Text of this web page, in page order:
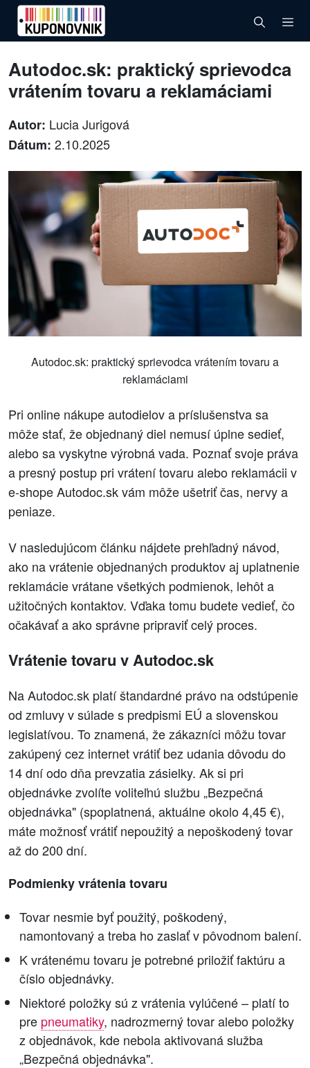
Autodoc.sk: praktický sprievodca
vrátením tovaru a reklamáciami
Autor: Lucia Jurigová
Dátum: 2.10.2025
Autodoc.sk: praktický sprievodca vrátením tovaru a
reklamáciami
Pri online nákupe autodielov a príslušenstva sa
môže stať, že objednaný diel nemusí úplne sedieť,
alebo sa vyskytne výrobná vada. Poznať svoje práva
a presný postup pri vrátení tovaru alebo reklamácii v
e-shope Autodoc.sk vám môže ušetriť čas, nervy a
peniaze.
V nasledujúcom článku nájdete prehľadný návod,
ako na vrátenie objednaných produktov aj uplatnenie
reklamácie vrátane všetkých podmienok, lehôt a
užitočných kontaktov. Vďaka tomu budete vedieť, čo
očakávať a ako správne pripraviť celý proces.
Vrátenie tovaru v Autodoc.sk
Na Autodoc.sk platí štandardné právo na odstúpenie
od zmluvy v súlade s predpismi EÚ a slovenskou
legislatívou. To znamená, že zákazníci môžu tovar
zakúpený cez internet vrátiť bez udania dôvodu do
14 dní odo dňa prevzatia zásielky. Ak si pri
objednávke zvolíte voliteľnú službu „Bezpečná
objednávka" (spoplatnená, aktuálne okolo 4,45 €),
máte možnosť vrátiť nepoužitý a nepoškodený tovar
až do 200 dní.
Podmienky vrátenia tovaru
Tovar nesmie byť použitý, poškodený,
namontovaný a treba ho zaslať v pôvodnom balení.
K vrátenému tovaru je potrebné priložiť faktúru a
číslo objednávky.
Niektoré položky sú z vrátenia vylúčené – platí to
pre pneumatiky, nadrozmerný tovar alebo položky
z objednávok, kde nebola aktivovaná služba
„Bezpečná objednávka".